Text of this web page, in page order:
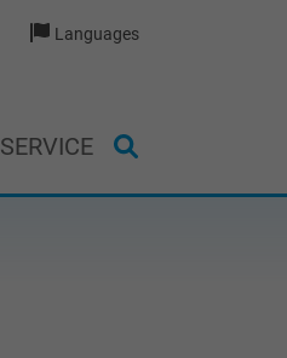
Languages
SERVICE